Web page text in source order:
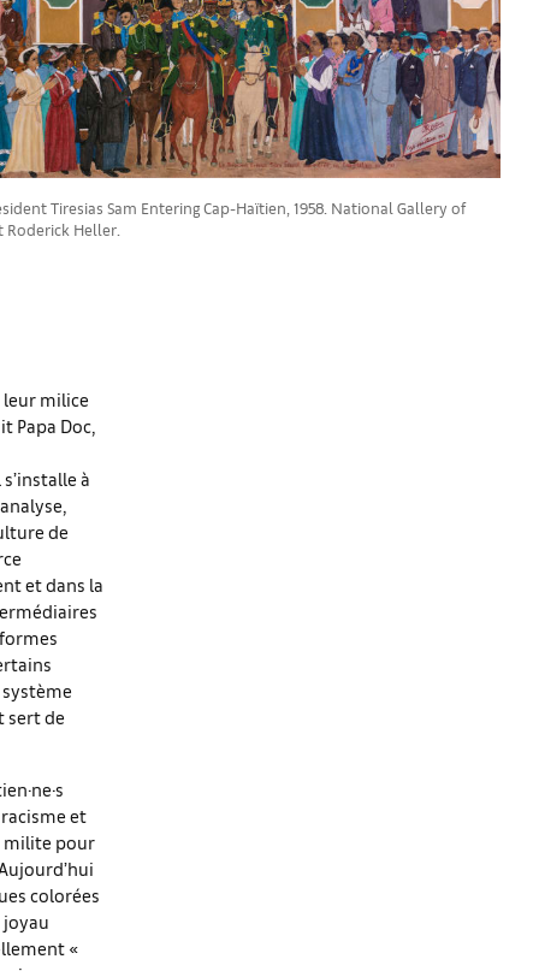
Tiresias Sam Entering Cap-Haïtien, 1958. National Gallery of
Heller.
leur milice
Papa Doc,
à
de
et dans la
sert de
et
milite pour
colorées
joyau
«